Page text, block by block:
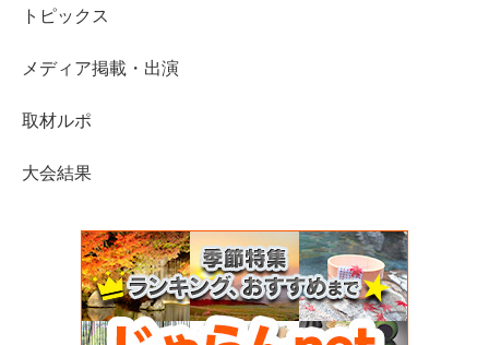
トピックス
メディア掲載・出演
取材ルポ
大会結果